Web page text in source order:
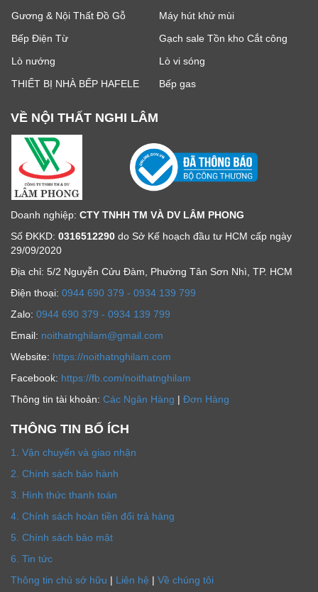
Gương & Nội Thất Đồ Gỗ
Máy hút khử mùi
Bếp Điện Từ
Gạch sale Tồn kho Cắt công
Lò nướng
Lò vi sóng
THIẾT BỊ NHÀ BẾP HAFELE
Bếp gas
VỀ NỘI THẤT NGHI LÂM
Doanh nghiệp: CTY TNHH TM VÀ DV LÂM PHONG
Số ĐKKD: 0316512290 do Sở Kế hoạch đầu tư HCM cấp ngày
29/09/2020
Địa chỉ: 5/2 Nguyễn Cửu Đàm, Phường Tân Sơn Nhì, TP. HCM
Ðiện thoại: 0944 690 379 - 0934 139 799
Zalo: 0944 690 379 - 0934 139 799
Email: noithatnghilam@gmail.com
Website: https://noithatnghilam.com
Facebook: https://fb.com/noithatnghilam
Thông tin tài khoản: Các Ngân Hàng | Đơn Hàng
THÔNG TIN BỔ ÍCH
1. Vận chuyển và giao nhận
2. Chính sách bảo hành
3. Hình thức thanh toán
4. Chính sách hoàn tiền đổi trả hàng
5. Chính sách bảo mật
6. Tin tức
Thông tin chủ sở hữu | Liên hệ | Về chúng tôi